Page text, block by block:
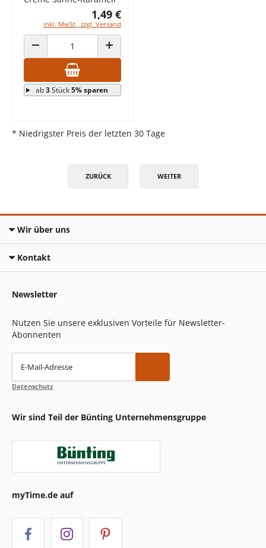
1,49 €
inkl. MwSt., zzgl. Versand
ANZAHL VERRINGERN ANZAHL ERHÖHEN
ab3Stück5% sparen
* Niedrigster Preis der letzten 30 Tage
ZURÜCK WEITER
Wir über uns
Kontakt
Newsletter
Nutzen Sie unsere exklusiven Vorteile für Newsletter-
Abonnenten
E-Mail-Adresse
Datenschutz
Wir sind Teil der Bünting Unternehmensgruppe
myTime.de auf